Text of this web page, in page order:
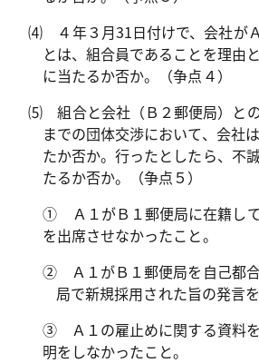
⑷ ４年３月31日付けで、会社が
とは、組合員であることを理由
に当たるか否か。（争点４）
⑸ 組合と会社（Ｂ２郵便局）と
までの団体交渉において、会社
たか否か。行ったとしたら、不
たるか否か。（争点５）
① Ａ１がＢ１郵便局に在籍し
を出席させなかったこと。
② Ａ１がＢ１郵便局を自己都
局で新規採用された旨の発言
③ Ａ１の雇止めに関する資料
明をしなかったこと。